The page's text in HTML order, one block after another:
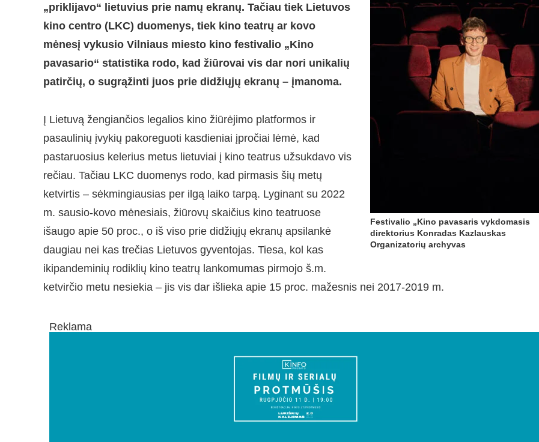
Festivalio „Kino pavasaris vykdomasis
direktorius Konradas Kazlauskas
Organizatorių archyvas
„priklijavo“ lietuvius prie namų ekranų. Tačiau tiek Lietuvos
kino centro (LKC) duomenys, tiek kino teatrų ar kovo
mėnesį vykusio Vilniaus miesto kino festivalio „Kino
pavasario“ statistika rodo, kad žiūrovai vis dar nori unikalių
patirčių, o sugrąžinti juos prie didžiųjų ekranų – įmanoma.
Į Lietuvą žengiančios legalios kino žiūrėjimo platformos ir
pasaulinių įvykių pakoreguoti kasdieniai įpročiai lėmė, kad
pastaruosius kelerius metus lietuviai į kino teatrus užsukdavo vis
rečiau. Tačiau LKC duomenys rodo, kad pirmasis šių metų
ketvirtis – sėkmingiausias per ilgą laiko tarpą. Lyginant su 2022
m. sausio-kovo mėnesiais, žiūrovų skaičius kino teatruose
išaugo apie 50 proc., o iš viso prie didžiųjų ekranų apsilankė
daugiau nei kas trečias Lietuvos gyventojas. Tiesa, kol kas
ikipandeminių rodiklių kino teatrų lankomumas pirmojo š.m.
ketvirčio metu nesiekia – jis vis dar išlieka apie 15 proc. mažesnis nei 2017-2019 m.
Reklama